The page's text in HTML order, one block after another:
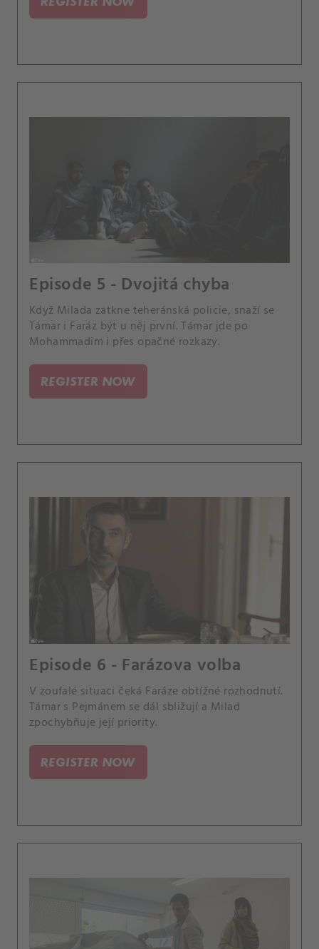
Episode 5 - Dvojitá chyba
Když Milada zatkne teheránská policie, snaží se
Támar i Faráz být u něj první. Támar jde po
Mohammadim i přes opačné rozkazy.
REGISTER NOW
Episode 6 - Farázova volba
V zoufalé situaci čeká Faráze obtížné rozhodnutí.
Támar s Pejmánem se dál sbližují a Milad
zpochybňuje její priority.
REGISTER NOW